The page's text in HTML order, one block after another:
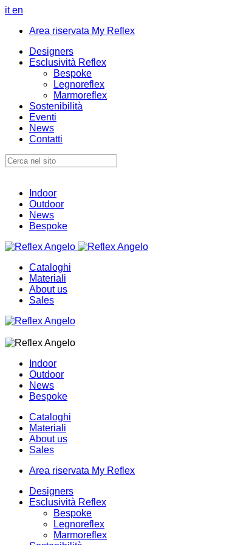
it en
Area riservata My Reflex
Designers
Esclusività Reflex
Bespoke
Legnoreflex
Marmoreflex
Sostenibilità
Eventi
News
Contatti
Indoor
Outdoor
News
Bespoke
Cataloghi
Materiali
About us
Sales
Indoor
Outdoor
News
Bespoke
Cataloghi
Materiali
About us
Sales
Area riservata My Reflex
Designers
Esclusività Reflex
Bespoke
Legnoreflex
Marmoreflex